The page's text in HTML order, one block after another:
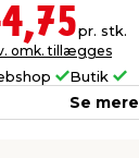
pr. stk.
omk. tillægges
Butik
Se mere